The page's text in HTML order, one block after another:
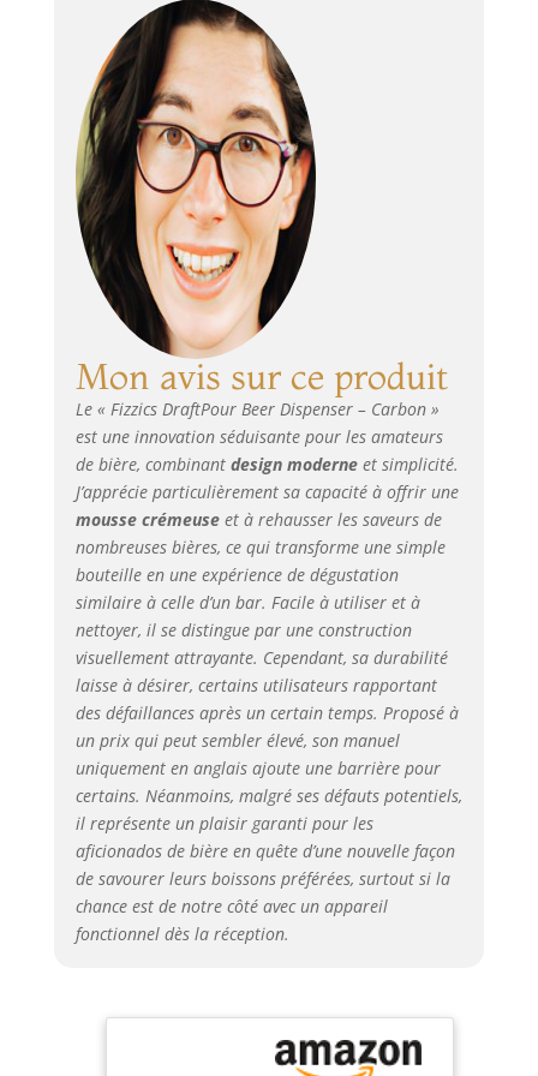
bouteilles/canettes
et un versement 25
% plus rapide que
les modèles
précédents.
Améliorez votre
expérience : Fizzics
Draftpour convertit
la carbonatation
naturelle de
n'importe quelle
bière en bulles de
nous appelons
Micro-Foam qui
offre un arôme,
une saveur et une
sensation en
bouche améliorés.
Fonctionne avec
n'importe quelle
bière – Connt à
toutes les canettes
et bouteilles, y
compris les
bouteilles de 500
ml et 750 ml, et
tout type de bière,
y compris les
lagers, les stouts,
les iPad, les bières
aigres, et plus
encore. Conçu
pour durer – parce
qu'il est construit
avec des matériaux
tels que le zinc
finition mate
durable, le jet
Mon avis sur ce produit
Le « Fizzics DraftPour Beer Dispenser – Carbon »
est une innovation séduisante pour les amateurs
de bière, combinant design moderneet simplicité.
J’apprécie particulièrement sa capacité à offrir une
mousse crémeuseet à rehausser les saveurs de
nombreuses bières, ce qui transforme une simple
bouteille en une expérience de dégustation
similaire à celle d’un bar. Facile à utiliser et à
nettoyer, il se distingue par une construction
visuellement attrayante. Cependant, sa durabilité
laisse à désirer, certains utilisateurs rapportant
des défaillances après un certain temps. Proposé à
un prix qui peut sembler élevé, son manuel
uniquement en anglais ajoute une barrière pour
certains. Néanmoins, malgré ses défauts potentiels,
il représente un plaisir garanti pour les
aficionados de bière en quête d’une nouvelle façon
de savourer leurs boissons préférées, surtout si la
chance est de notre côté avec un appareil
fonctionnel dès la réception.